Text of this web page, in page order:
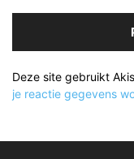
Deze site gebruikt
je reactie gegevens